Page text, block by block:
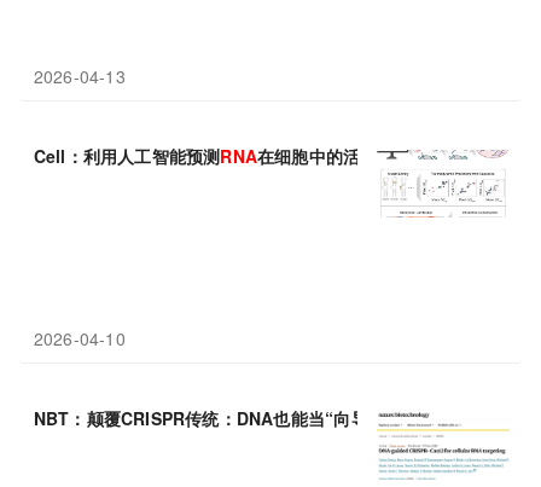
2026-04-13
Cell：利用人工智能预测RNA在细胞中的活性
2026-04-10
NBT：颠覆CRISPR传统：DNA也能当“向导”，ΨDNA实现